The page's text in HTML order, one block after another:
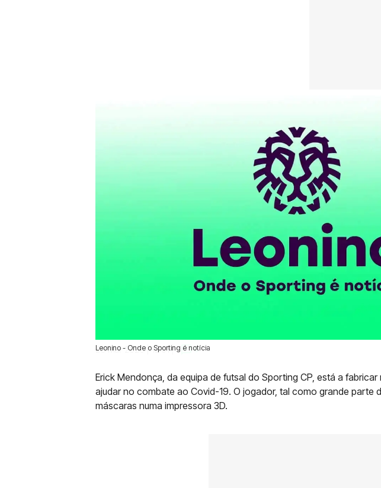
Leonino - Onde o Sporting é notícia
26 Mar 2020 | 12:01 | 0
Erick Mendonça, da equipa de futsal do Sporting CP, está a
ajudar no combate ao Covid-19. O jogador, tal como grande parte
máscaras numa impressora 3D.